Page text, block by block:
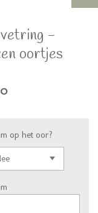
-
oortjes
op het oor?